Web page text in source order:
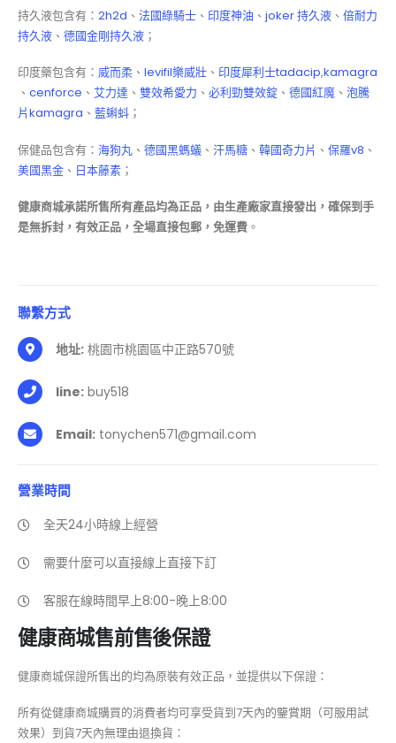
持久液包含有： 2h2d 、 法國綠騎士 、 印度神油 、 joker 持久液 、 倍耐力
持久液 、 德國金剛持久液 ；
印度藥包含有： 威而柔 、 levifil樂威壯 、 印度犀利士tadacip,kamagra
、 cenforce 、 艾力達 、 雙效希愛力 、 必利勁雙效錠 、 德國紅魔 、 泡騰
片kamagra 、 藍蝌蚪 ；
保健品包含有： 海狗丸 、 德國黑螞蟻 、 汗馬糖 、 韓國奇力片 、 保羅v8 、
美國黑金 、 日本藤素 ；
健康商城承諾所售所有產品均為正品，由生產廠家直接發出，確保到手
是無拆封，有效正品，全場直接包郵，免運費 。
聯繫方式
地址: 桃園市桃園區中正路570號
line: buy518
Email: tonychen571@gmail.com
營業時間
全天24小時線上經營
需要什麼可以直接線上直接下訂
客服在線時間早上8:00-晚上8:00
健康商城售前售後保證
健康商城保證所售出的均為原裝有效正品，並提供以下保證：
所有從健康商城購買的消費者均可享受貨到7天內的鑒賞期（可服用試
效果）到貨7天內無理由退換貨：